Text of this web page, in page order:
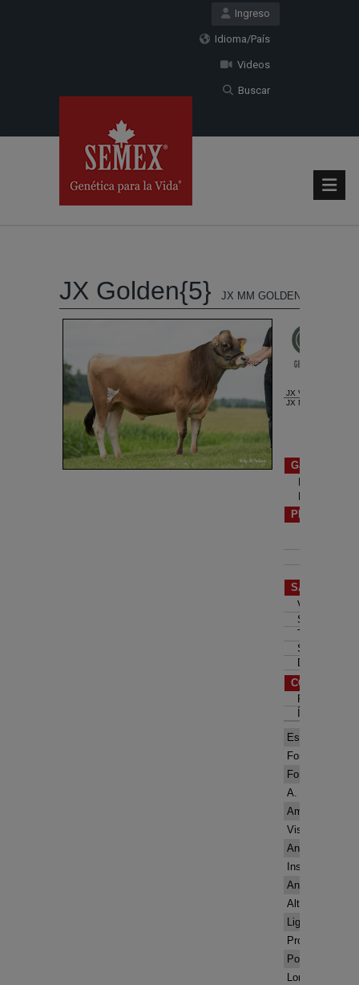
Ingreso
Idioma/País
Videos
Buscar